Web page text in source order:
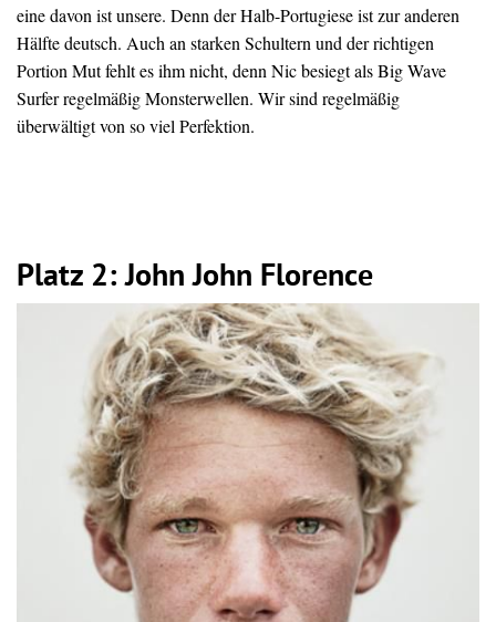
eine davon ist unsere. Denn der Halb-Portugiese ist zur anderen
Hälfte deutsch. Auch an starken Schultern und der richtigen
Portion Mut fehlt es ihm nicht, denn Nic besiegt als Big Wave
Surfer regelmäßig Monsterwellen. Wir sind regelmäßig
überwältigt von so viel Perfektion.
Platz 2: John John Florence